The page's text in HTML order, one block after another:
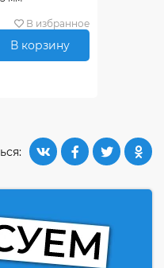
В избранное
В корзину